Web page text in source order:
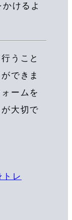
けるよ
うこと
できま
ームを
大切で
レ